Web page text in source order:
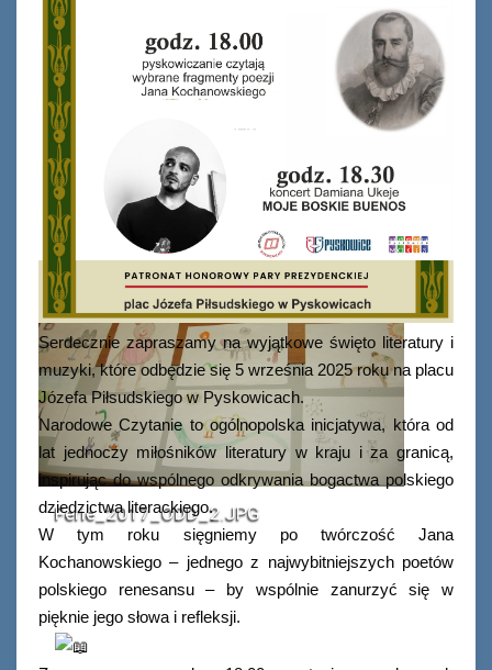
Ferie_2017_ODD_2.JPG
Serdecznie zapraszamy na wyjątkowe święto literatury i
muzyki, które odbędzie się 5 września 2025 roku na placu
Józefa Piłsudskiego w Pyskowicach.
Narodowe Czytanie to ogólnopolska inicjatywa, która od
lat jednoczy miłośników literatury w kraju i za granicą,
inspirując do wspólnego odkrywania bogactwa polskiego
dziedzictwa literackiego.
W tym roku sięgniemy po twórczość Jana
Kochanowskiego – jednego z najwybitniejszych poetów
polskiego renesansu – by wspólnie zanurzyć się w
pięknie jego słowa i refleksji.